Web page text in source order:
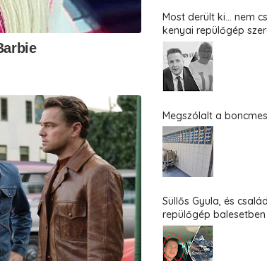
Most derült ki... nem
kenyai repülőgép
Megszólalt a
Süllős Gyula, és
repülőgép balesetben